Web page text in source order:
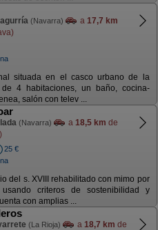
(Navarra) a 17,7 km
situada en el casco urbano de la
de 4 habitaciones, un baño, cocina-
salón con telev ...
(Navarra) a 18,5 km de
25 €
del s. XVIII rehabilitado con mimo por
usando criteros de sostenibilidad y
con amplias ...
(La Rioja) a 18,7 km de